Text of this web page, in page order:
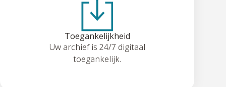
Toegankelijkheid
Uw archief is 24/7 digitaal
toegankelijk.